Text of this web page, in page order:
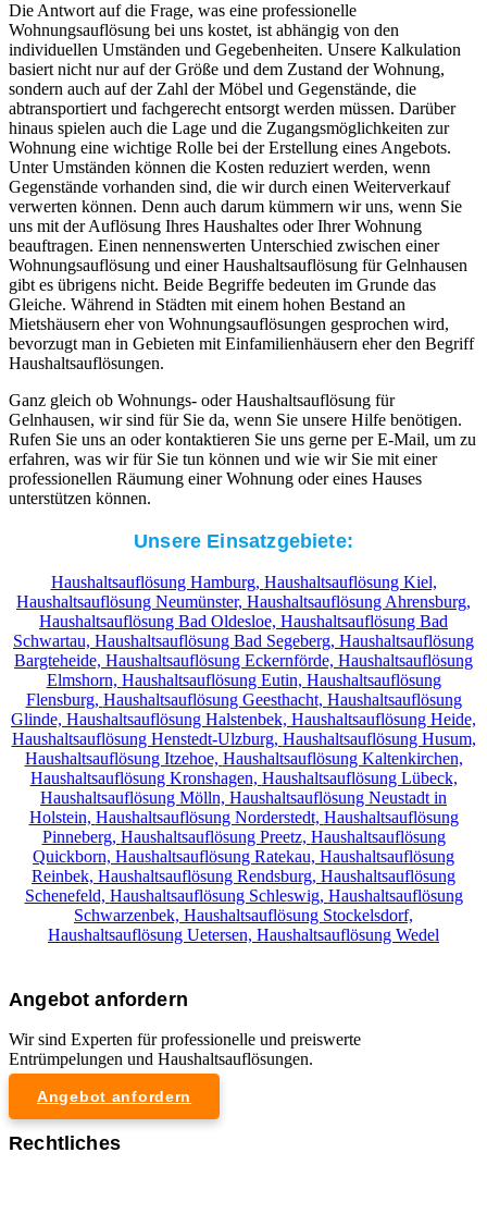
Die Antwort auf die Frage, was eine professionelle
Wohnungsauflösung bei uns kostet, ist abhängig von den
individuellen Umständen und Gegebenheiten. Unsere Kalkulation
basiert nicht nur auf der Größe und dem Zustand der Wohnung,
sondern auch auf der Zahl der Möbel und Gegenstände, die
abtransportiert und fachgerecht entsorgt werden müssen. Darüber
hinaus spielen auch die Lage und die Zugangsmöglichkeiten zur
Wohnung eine wichtige Rolle bei der Erstellung eines Angebots.
Unter Umständen können die Kosten reduziert werden, wenn
Gegenstände vorhanden sind, die wir durch einen Weiterverkauf
verwerten können. Denn auch darum kümmern wir uns, wenn Sie
uns mit der Auflösung Ihres Haushaltes oder Ihrer Wohnung
beauftragen. Einen nennenswerten Unterschied zwischen einer
Wohnungsauflösung und einer Haushaltsauflösung für Gelnhausen
gibt es übrigens nicht. Beide Begriffe bedeuten im Grunde das
Gleiche. Während in Städten mit einem hohen Bestand an
Mietshäusern eher von Wohnungsauflösungen gesprochen wird,
bevorzugt man in Gebieten mit Einfamilienhäusern eher den Begriff
Haushaltsauflösungen.
Ganz gleich ob Wohnungs- oder Haushaltsauflösung für
Gelnhausen, wir sind für Sie da, wenn Sie unsere Hilfe benötigen.
Rufen Sie uns an oder kontaktieren Sie uns gerne per E-Mail, um zu
erfahren, was wir für Sie tun können und wie wir Sie mit einer
professionellen Räumung einer Wohnung oder eines Hauses
unterstützen können.
Unsere Einsatzgebiete:
Haushaltsauflösung Hamburg, Haushaltsauflösung Kiel,
Haushaltsauflösung Neumünster, Haushaltsauflösung Ahrensburg,
Haushaltsauflösung Bad Oldesloe, Haushaltsauflösung Bad
Schwartau, Haushaltsauflösung Bad Segeberg, Haushaltsauflösung
Bargteheide, Haushaltsauflösung Eckernförde, Haushaltsauflösung
Elmshorn, Haushaltsauflösung Eutin, Haushaltsauflösung
Flensburg, Haushaltsauflösung Geesthacht, Haushaltsauflösung
Glinde, Haushaltsauflösung Halstenbek, Haushaltsauflösung Heide,
Haushaltsauflösung Henstedt-Ulzburg, Haushaltsauflösung Husum,
Haushaltsauflösung Itzehoe, Haushaltsauflösung Kaltenkirchen,
Haushaltsauflösung Kronshagen, Haushaltsauflösung Lübeck,
Haushaltsauflösung Mölln, Haushaltsauflösung Neustadt in
Holstein, Haushaltsauflösung Norderstedt, Haushaltsauflösung
Pinneberg, Haushaltsauflösung Preetz, Haushaltsauflösung
Quickborn, Haushaltsauflösung Ratekau, Haushaltsauflösung
Reinbek, Haushaltsauflösung Rendsburg, Haushaltsauflösung
Schenefeld, Haushaltsauflösung Schleswig, Haushaltsauflösung
Schwarzenbek, Haushaltsauflösung Stockelsdorf,
Haushaltsauflösung Uetersen, Haushaltsauflösung Wedel
Angebot anfordern
Wir sind Experten für professionelle und preiswerte
Entrümpelungen und Haushaltsauflösungen.
Angebot anfordern
Rechtliches